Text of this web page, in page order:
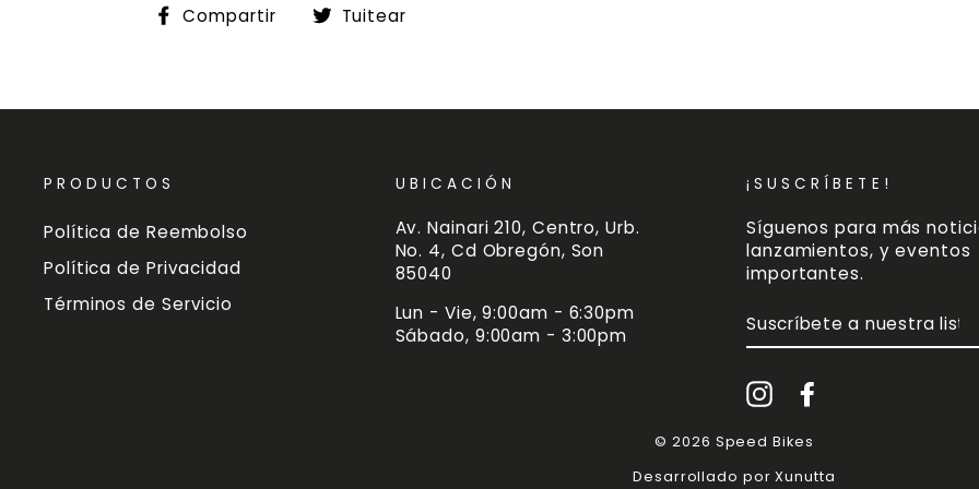
Compartir
Compartir
Tuitear
PRODUCTOS
Política de Reembolso
Política de Privacidad
Términos de Servicio
UBICACIÓN
Av. Nainari 210, Centro, Urb.
No. 4, Cd Obregón, Son
85040
Lun - Vie, 9:00am - 6:30pm
Sábado, 9:00am - 3:00pm
¡SUSCRÍBETE!
Síguenos para más
lanzamientos, y eventos
importantes.
A
NUESTRA
DE
CORREOInstagram
© 2026 Speed Bikes
Desarrollado por Xunutta